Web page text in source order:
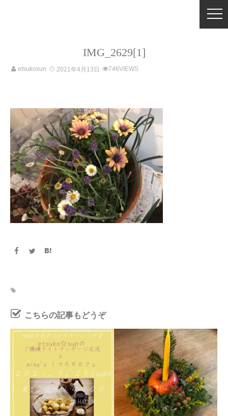
IMG_2629[1]
etsukosun 2021年4月13日 746VIEWS
こちらの記事もどうぞ